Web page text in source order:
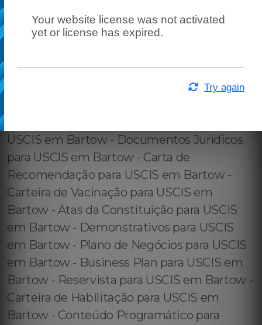
Your website license was not activated
yet or license has expired.
Try again